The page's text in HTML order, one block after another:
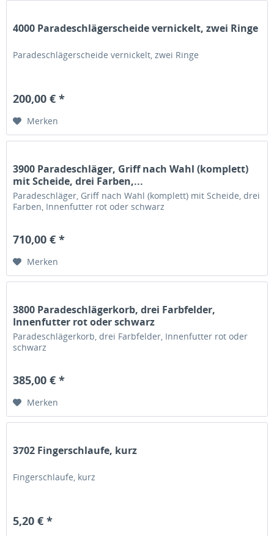
4000 Paradeschlägerscheide vernickelt, zwei Ringe
Paradeschlägerscheide vernickelt, zwei Ringe
200,00 € *
Merken
3900 Paradeschläger, Griff nach Wahl (komplett)
mit Scheide, drei Farben,...
Paradeschläger, Griff nach Wahl (komplett) mit Scheide, drei
Farben, Innenfutter rot oder schwarz
710,00 € *
Merken
3800 Paradeschlägerkorb, drei Farbfelder,
Innenfutter rot oder schwarz
Paradeschlägerkorb, drei Farbfelder, Innenfutter rot oder
schwarz
385,00 € *
Merken
3702 Fingerschlaufe, kurz
Fingerschlaufe, kurz
5,20 € *